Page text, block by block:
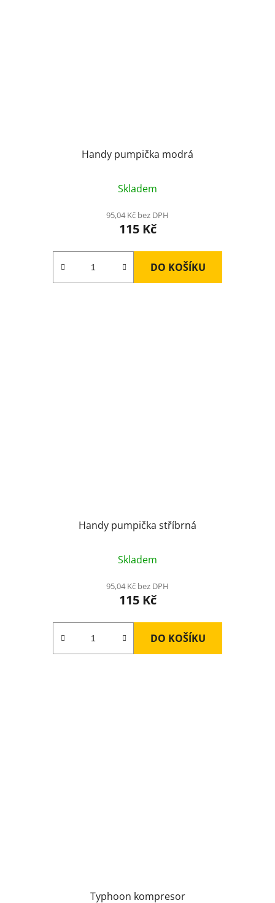
Handy pumpička modrá
Skladem
95,04 Kč bez DPH
115 Kč
DO KOŠÍKU
Handy pumpička stříbrná
Skladem
95,04 Kč bez DPH
115 Kč
DO KOŠÍKU
Typhoon kompresor